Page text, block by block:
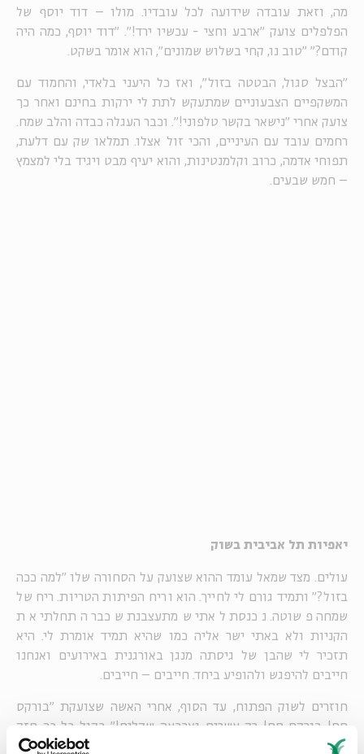
מה, וזאת עובדה שידועה לכל עובדיו. מולו – דוד יוסף של
הפלפלים צועק "ארבע וחצי - עכשיו ירד!". "דוד יוסף, כמה היה
קודם?" "טוב נו, קחי בשלוש שמונים", הוא אומר בשקט.
"הבצל סגול, הבטטה בזול", ואז כל היעני בלאדי, והחמוד עם
המשקפיים הצבעוניים שמתעקש לתת לי ירקות בחינם ואחר כך
צועק אחרי "נישאר בקשר טלפוני!". וכבר העגלה כבדה והלב שמח.
רחמים עובד עם העיניים, והכי זול אצלו. תמלאו שק עם דלעת,
תפוחי אדמה, כרוב וקלמנטינות, והוא יעיף מבט ויגיד בלי למצמץ
– חמש שבעים.
יאפיות תל אביבית בשוק
עולים. מצד שמאל עומד ההוא שצועק על הסחורה שלו "למה ככה
בזול?" ותמיד גורם לי לחייך. הוא וריח הפיתות הטריות. ריח של
שמחה פשוטה. נכנסת לאתי שמתעצבנת שכבר התחלתי את
הקניות ולא באתי ישר אליה כמו שהיא תמיד אומרת לי. היא
תזכיר לי שהבן של גיסתה מנגן באורגנית באירועים ואנחנו
חייבים להיפגש ולהופיע ביחד. חייבים – חייבים.
חוזרים לשוק הפתוח, עד הסוף, אחרי האשה שצועקת "בורקס
חם! בורקס חם! רק עשרים וארבעה שקלים!" בקול כל כך חזק
ובמשך כל כך הרבה שעות, עד שהיא גורמת לי לקנאה עזה. מה לא